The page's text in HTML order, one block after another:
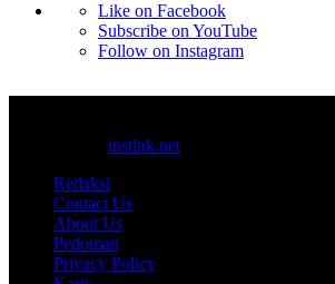
Like on Facebook
Subscribe on YouTube
Follow on Instagram
instink.net
Redaksi
Contact Us
About Us
Pedoman
Privacy Policy